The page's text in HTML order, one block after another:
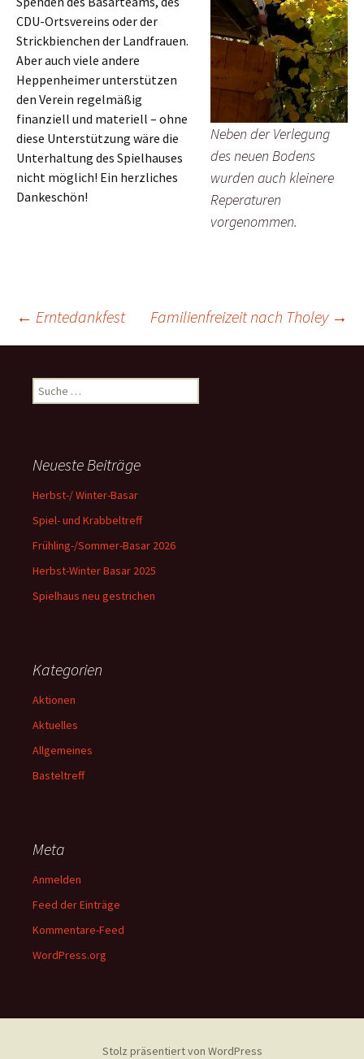
Neben der Verlegung
des neuen Bodens
wurden auch kleinere
Reperaturen
vorgenommen.
CDU-Ortsvereins oder der
Strickbienchen der Landfrauen.
Aber auch viele andere
Heppenheimer unterstützen
den Verein regelmäßig
finanziell und materiell – ohne
diese Unterstützung wäre die
Unterhaltung des Spielhauses
nicht möglich! Ein herzliches
Dankeschön!
Beitrags-
Navigation
← Erntedankfest Familienfreizeit nach Tholey →
Suche
nach:
Neueste Beiträge
Herbst-/ Winter-Basar
Spiel- und Krabbeltreff
Frühling-/Sommer-Basar 2026
Herbst-Winter Basar 2025
Spielhaus neu gestrichen
Kategorien
Aktionen
Aktuelles
Allgemeines
Basteltreff
Meta
Anmelden
Feed der Einträge
Kommentare-Feed
WordPress.org
Stolz präsentiert von WordPress